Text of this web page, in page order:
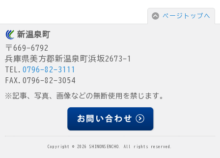
ページトップへ
新温泉町
〒669-6792
兵庫県美方郡新温泉町浜坂2673-1
TEL. 0796-82-3111
FAX.0796-82-3054
※記事、写真、画像などの無断使用を禁じます。
Copyright © 2026 SHINONSENCHO. All rights reserved.